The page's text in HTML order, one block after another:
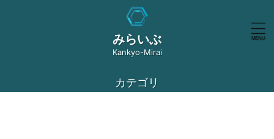
みらいぶ
Kankyo-Mirai
カテゴリ